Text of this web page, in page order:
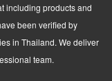
including products and
been verified by
in Thailand. We deliver
team.